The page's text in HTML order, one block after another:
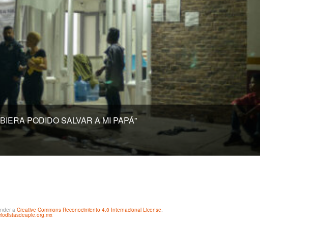
PODIDO SALVAR A MI PAPÁ”
a Creative Commons Reconocimiento 4.0 Internacional License.